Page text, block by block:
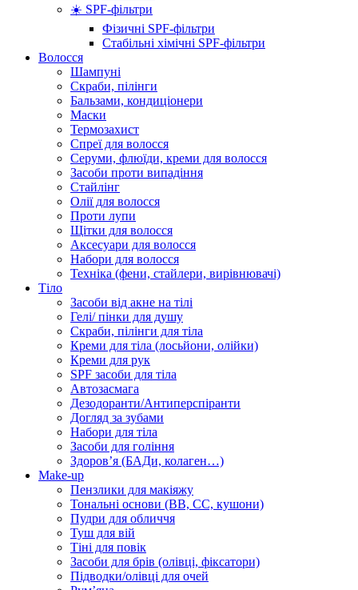
☀️ SPF-фільтри
Фізичні SPF-фільтри
Стабільні хімічні SPF-фільтри
Волосся
Шампуні
Скраби, пілінги
Бальзами, кондиціонери
Маски
Термозахист
Спреї для волосся
Серуми, флюїди, креми для волосся
Засоби проти випадіння
Стайлінг
Олії для волосся
Проти лупи
Щітки для волосся
Аксесуари для волосся
Набори для волосся
Техніка (фени, стайлери, вирівнювачі)
Тіло
Засоби від акне на тілі
Гелі/ пінки для душу
Скраби, пілінги для тіла
Креми для тіла (лосьйони, олійки)
Креми для рук
SPF засоби для тіла
Автозасмага
Дезодоранти/Антиперспіранти
Догляд за зубами
Набори для тіла
Засоби для гоління
Здоровʼя (БАДи, колаген…)
Make-up
Пензлики для макіяжу
Тональні основи (BB, CC, кушони)
Пудри для обличчя
Туш для вій
Тіні для повік
Засоби для брів (олівці, фіксатори)
Підводки/олівці для очей